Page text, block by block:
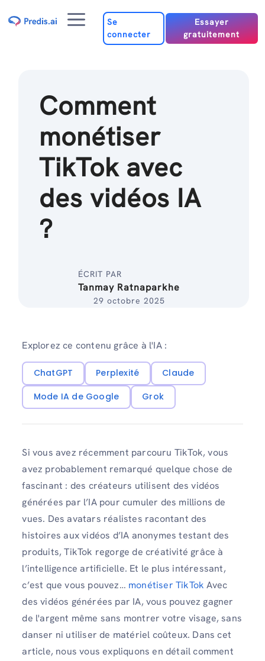
au
Menu
Se
connecter
Essayer
gratuitement
Comment
monétiser
TikTok avec
des vidéos IA
?
ÉCRIT PAR
Tanmay Ratnaparkhe
29 octobre 2025
Explorez ce contenu grâce à l'IA :
ChatGPT Perplexité
Claude
Mode IA de Google
Grok
Si vous avez récemment parcouru TikTok, vous
avez probablement remarqué quelque chose de
fascinant : des créateurs utilisent des vidéos
générées par l’IA pour cumuler des millions de
vues. Des avatars réalistes racontant des
histoires aux vidéos d’IA anonymes testant des
produits, TikTok regorge de créativité grâce à
l’intelligence artificielle. Et le plus intéressant,
c’est que vous pouvez… monétiser TikTok Avec
des vidéos générées par IA, vous pouvez gagner
de l'argent même sans montrer votre visage, sans
danser ni utiliser de matériel coûteux. Dans cet
article, nous vous expliquons en détail comment